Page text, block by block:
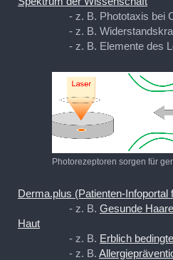
- z. B. Phototaxis bei
- z. B. Widerstandskraft
- z. B. Elemente des
Photorezeptoren sorgen für
Derma.plus (Patienten-Infoportal
- z. B. Gesunde Haare
Haut
- z. B. Erblich
- z. B.